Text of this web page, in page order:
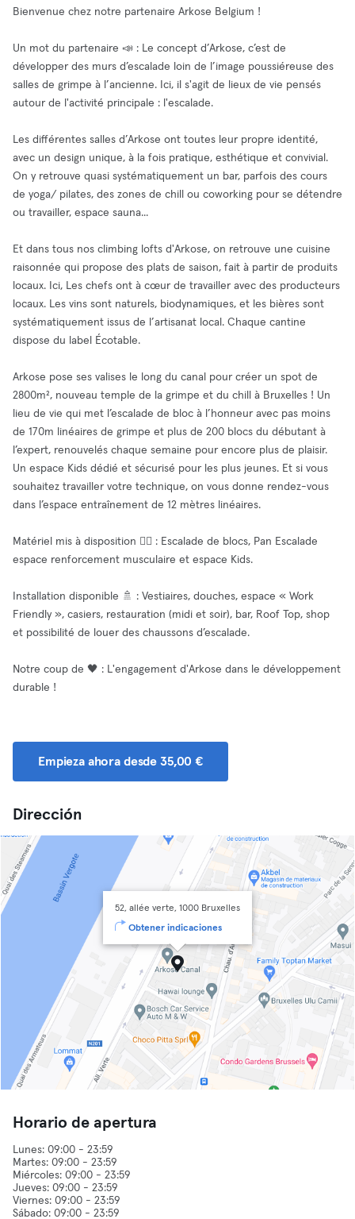
Bienvenue chez notre partenaire Arkose Belgium !
Un mot du partenaire 📣 : Le concept d’Arkose, c’est de
développer des murs d’escalade loin de l’image poussiéreuse des
salles de grimpe à l’ancienne. Ici, il s'agit de lieux de vie pensés
autour de l'activité principale : l'escalade.
Les différentes salles d’Arkose ont toutes leur propre identité,
avec un design unique, à la fois pratique, esthétique et convivial.
On y retrouve quasi systématiquement un bar, parfois des cours
de yoga/ pilates, des zones de chill ou coworking pour se détendre
ou travailler, espace sauna...
Et dans tous nos climbing lofts d'Arkose, on retrouve une cuisine
raisonnée qui propose des plats de saison, fait à partir de produits
locaux. Ici, Les chefs ont à cœur de travailler avec des producteurs
locaux. Les vins sont naturels, biodynamiques, et les bières sont
systématiquement issus de l’artisanat local. Chaque cantine
dispose du label Écotable.
Arkose pose ses valises le long du canal pour créer un spot de
2800m², nouveau temple de la grimpe et du chill à Bruxelles ! Un
lieu de vie qui met l’escalade de bloc à l’honneur avec pas moins
de 170m linéaires de grimpe et plus de 200 blocs du débutant à
l’expert, renouvelés chaque semaine pour encore plus de plaisir.
Un espace Kids dédié et sécurisé pour les plus jeunes. Et si vous
souhaitez travailler votre technique, on vous donne rendez-vous
dans l’espace entraînement de 12 mètres linéaires.
Matériel mis à disposition 🧘‍♂️ : Escalade de blocs, Pan Escalade
espace renforcement musculaire et espace Kids.
Installation disponible 🚿 : Vestiaires, douches, espace « Work
Friendly », casiers, restauration (midi et soir), bar, Roof Top, shop
et possibilité de louer des chaussons d’escalade.
Notre coup de 🖤 : L'engagement d'Arkose dans le développement
durable !
Empieza ahora desde 35,00 €
Dirección
52, allée verte, 1000 Bruxelles
Obtener indicaciones
Horario de apertura
Lunes: 09:00 - 23:59
Martes: 09:00 - 23:59
Miércoles: 09:00 - 23:59
Jueves: 09:00 - 23:59
Viernes: 09:00 - 23:59
Sábado: 09:00 - 23:59